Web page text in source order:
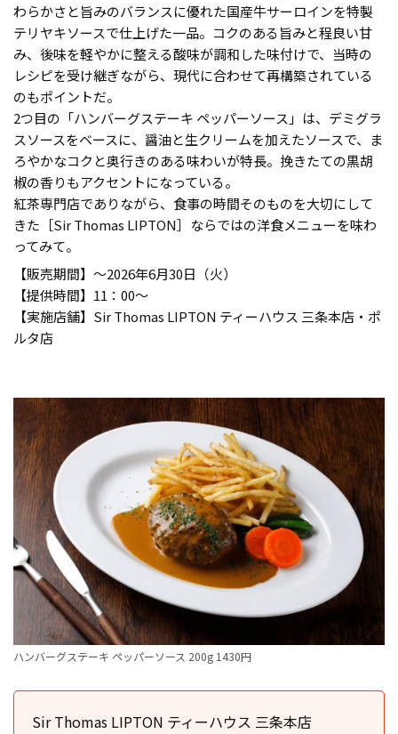
わらかさと旨みのバランスに優れた国産牛サーロインを特製
テリヤキソースで仕上げた一品。コクのある旨みと程良い甘
み、後味を軽やかに整える酸味が調和した味付けで、当時の
レシピを受け継ぎながら、現代に合わせて再構築されている
のもポイントだ。
2つ目の「ハンバーグステーキ ペッパーソース」は、デミグラ
スソースをベースに、醤油と生クリームを加えたソースで、ま
ろやかなコクと奥行きのある味わいが特長。挽きたての黒胡
椒の香りもアクセントになっている。
紅茶専門店でありながら、食事の時間そのものを大切にして
きた［Sir Thomas LIPTON］ならではの洋食メニューを味わ
ってみて。
【販売期間】〜2026年6月30日（火）
【提供時間】11：00〜
【実施店舗】Sir Thomas LIPTON ティーハウス 三条本店・ポ
ルタ店
ハンバーグステーキ ペッパーソース 200g 1430円
Sir Thomas LIPTON ティーハウス 三条本店